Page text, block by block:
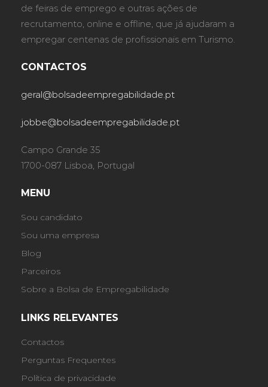
de feiras de emprego e outras ações de
recrutamento, online e offline, que já ajudaram a
empregar centenas de profissionais em Turismo.
CONTACTOS
geral@bolsadeempregabilidade.pt
jobbe@bolsadeempregabilidade.pt
Campo Grande 35
1700-087 Lisboa, Portugal
MENU
Sou candidato
Sou uma empresa
Blog
Parceiros
Sobre a Bolsa de Empregabilidade
LINKS RELEVANTES
Contactos
Perguntas Frequentes
Política de privacidade